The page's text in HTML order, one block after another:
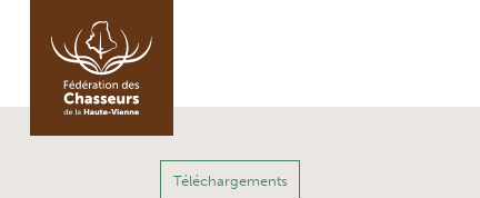
Téléchargements